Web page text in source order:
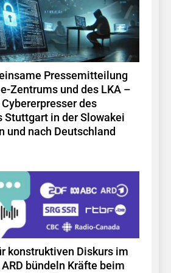
Pressemitteilung
Zentrums und des LKA –
des
Stuttgart in der Slowakei
und nach Deutschland
konstruktiven Diskurs im
ARD bündeln Kräfte beim